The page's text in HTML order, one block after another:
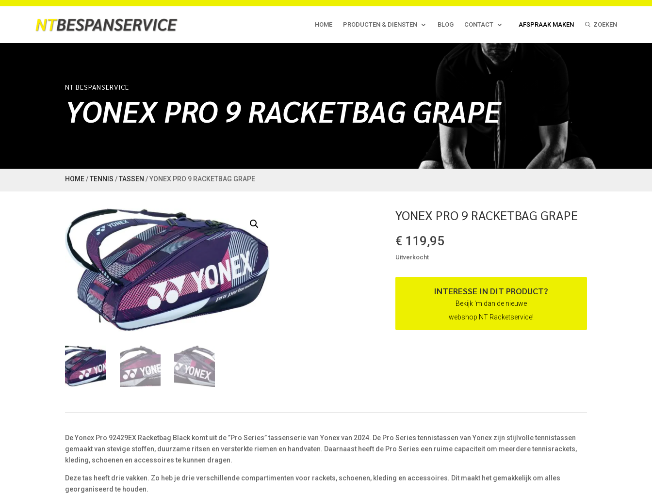
HOME PRODUCTEN & DIENSTEN BLOG CONTACT AFSPRAAK MAKEN ZOEKEN
NT BESPANSERVICE
YONEX PRO 9 RACKETBAG GRAPE
HOME/TENNIS /TASSEN / YONEX PRO 9 RACKETBAG GRAPE
YONEX PRO 9 RACKETBAG GRAPE
€ 119,95
Uitverkocht
INTERESSE IN DIT PRODUCT?
Bekijk 'm dan de nieuwe
webshop NT Racketservice!
De Yonex Pro 92429EX Racketbag Black komt uit de ”Pro Series” tassenserie van Yonex van 2024. De Pro Series tennistassen van Yonex zijn stijlvolle tennistassen
gemaakt van stevige stoffen, duurzame ritsen en versterkte riemen en handvaten. Daarnaast heeft de Pro Series een ruime capaciteit om meerdere tennisrackets,
kleding, schoenen en accessoires te kunnen dragen.
Deze tas heeft drie vakken. Zo heb je drie verschillende compartimenten voor rackets, schoenen, kleding en accessoires. Dit maakt het gemakkelijk om alles
georganiseerd te houden.